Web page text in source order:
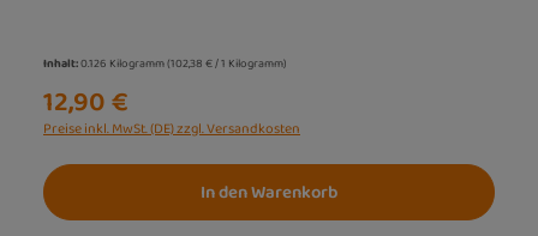
Inhalt:0.126 Kilogramm(102,38 € / 1 Kilogramm)
12,90 €
Preise inkl. MwSt. (DE) zzgl. Versandkosten
In den Warenkorb